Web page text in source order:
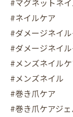
#マグネットネ
#ネイルケア
#ダメージネイ
#ダメージネイ
#メンズネイル
#メンズネイル
#巻き爪ケア
#巻き爪ケアジ